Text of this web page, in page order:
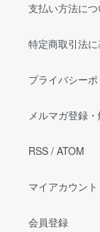
支払い方法につ
特定商取引法
プライバシー
メルマガ登録
RSS / ATOM
マイアカウント
会員登録